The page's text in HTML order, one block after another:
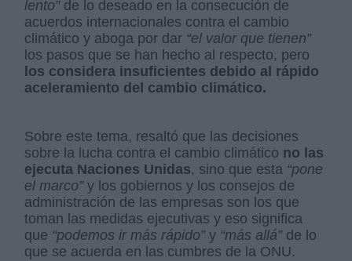
lento”de lo deseado en la consecución de
acuerdos internacionales contra el cambio
climático y aboga por dar “el valor que tienen”
los pasos que se han hecho al respecto, pero
los considera insuficientes debido al rápido
aceleramiento del cambio climático.
Sobre este tema, resaltó que las decisiones
sobre la lucha contra el cambio climático no las
ejecuta Naciones Unidas, sino que esta “pone
el marco”y los gobiernos y los consejos de
administración de las empresas son los que
toman las medidas ejecutivas y eso significa
que “podemos ir más rápido”y “más allá”de lo
que se acuerda en las cumbres de la ONU.